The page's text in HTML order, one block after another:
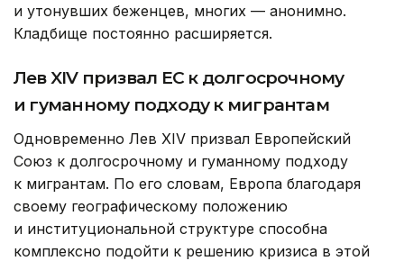
и утонувших беженцев, многих — анонимно.
Кладбище постоянно расширяется.
Лев XIV призвал ЕС к долгосрочному
и гуманному подходу к мигрантам
Одновременно Лев XIV призвал Европейский
Союз к долгосрочному и гуманному подходу
к мигрантам. По его словам, Европа благодаря
своему географическому положению
и институциональной структуре способна
комплексно подойти к решению кризиса в этой